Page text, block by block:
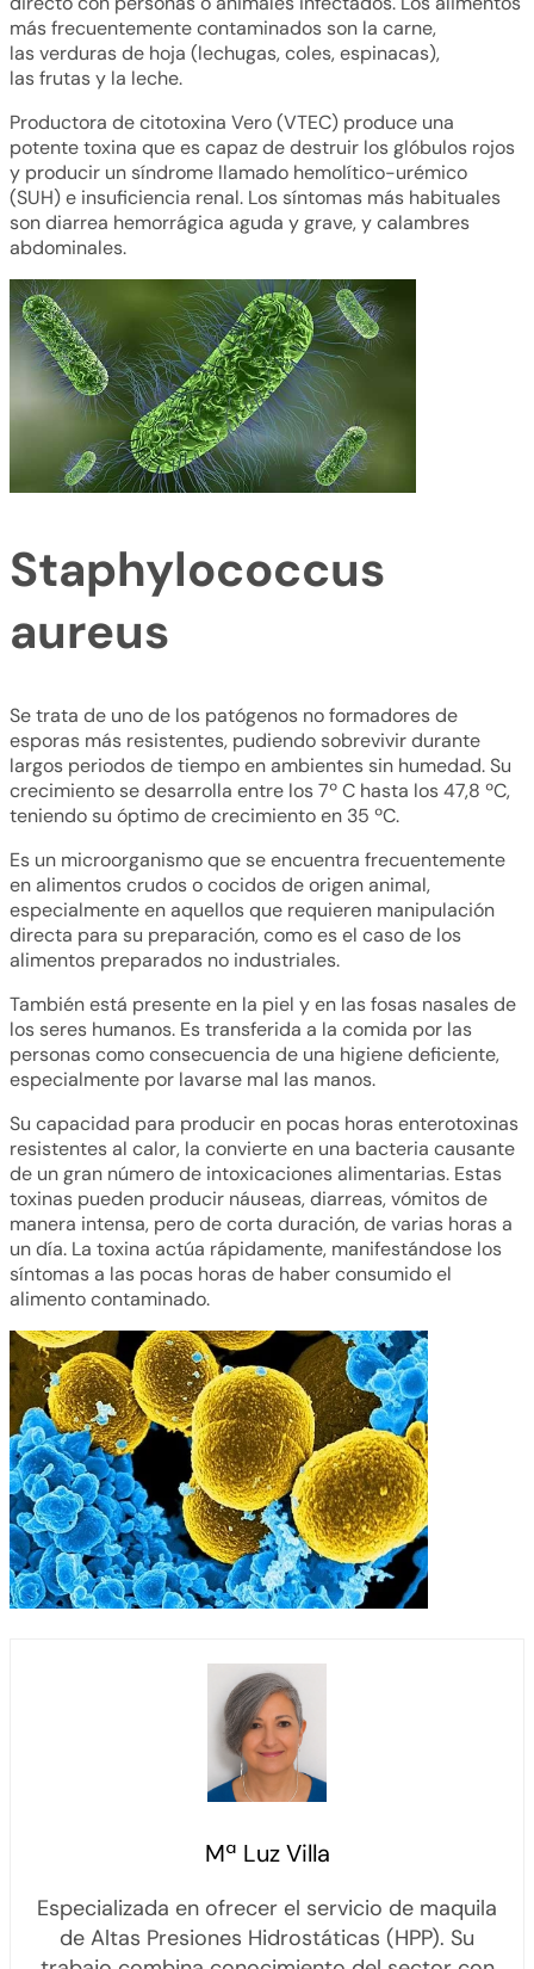
más frecuentemente contaminados son la carne,
las verduras de hoja (lechugas, coles, espinacas),
las frutas y la leche.
Productora de citotoxina Vero (VTEC) produce una
potente toxina que es capaz de destruir los glóbulos rojos
y producir un síndrome llamado hemolítico-urémico
(SUH) e insuficiencia renal. Los síntomas más habituales
son diarrea hemorrágica aguda y grave, y calambres
abdominales.
Staphylococcus
aureus
Se trata de uno de los patógenos no formadores de
esporas más resistentes, pudiendo sobrevivir durante
largos periodos de tiempo en ambientes sin humedad. Su
crecimiento se desarrolla entre los 7º C hasta los 47,8 ºC,
teniendo su óptimo de crecimiento en 35 ºC.
Es un microorganismo que se encuentra frecuentemente
en alimentos crudos o cocidos de origen animal,
especialmente en aquellos que requieren manipulación
directa para su preparación, como es el caso de los
alimentos preparados no industriales.
También está presente en la piel y en las fosas nasales de
los seres humanos. Es transferida a la comida por las
personas como consecuencia de una higiene deficiente,
especialmente por lavarse mal las manos.
Su capacidad para producir en pocas horas enterotoxinas
resistentes al calor, la convierte en una bacteria causante
de un gran número de intoxicaciones alimentarias. Estas
toxinas pueden producir náuseas, diarreas, vómitos de
manera intensa, pero de corta duración, de varias horas a
un día. La toxina actúa rápidamente, manifestándose los
síntomas a las pocas horas de haber consumido el
alimento contaminado.
Mª Luz Villa
Especializada en ofrecer el servicio de maquila
de Altas Presiones Hidrostáticas (HPP). Su